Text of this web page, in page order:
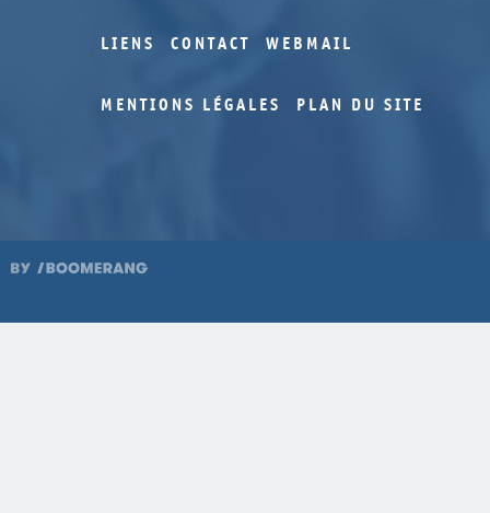
LIENS CONTACT WEBMAIL
MENTIONS LÉGALES PLAN DU SITE